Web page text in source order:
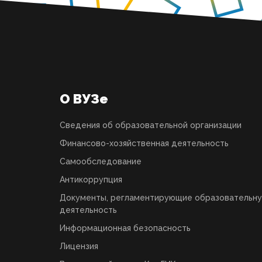
О ВУЗе
Сведения об образовательной организации
Финансово-хозяйственная деятельность
Самообследование
Антикоррупция
Документы, регламентирующие
деятельность
Информационная безопасность
Лицензия